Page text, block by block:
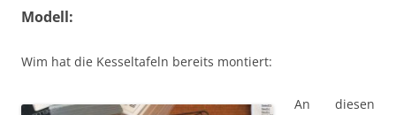
Modell:
Wim hat die Kesseltafeln bereits montiert:
An diesen